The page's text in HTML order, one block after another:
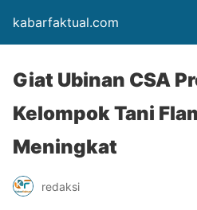
kabarfaktual.com
Giat Ubinan CSA
Kelompok Tani
Meningkat
redaksi